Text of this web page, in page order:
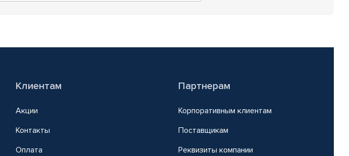
Клиентам
Акции
Контакты
Оплата
Партнерам
Корпоративным клиентам
Поставщикам
Реквизиты компании